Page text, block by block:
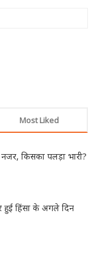
Most Liked
किसका पलड़ा भारी?
हुई हिंसा के अगले दिन